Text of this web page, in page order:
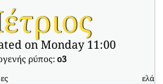
on Monday 11:00
ρύπος:o3
ελάχ